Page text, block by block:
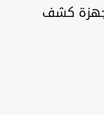
كشف